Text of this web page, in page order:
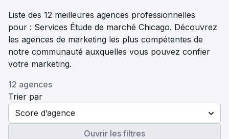
Liste des 12 meilleures agences professionnelles
pour : Services Étude de marché Chicago. Découvrez
les agences de marketing les plus compétentes de
notre communauté auxquelles vous pouvez confier
votre marketing.
12 agences
Trier par
Score d’agence
Ouvrir les filtres